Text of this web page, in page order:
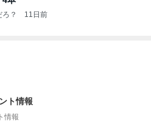
？ 11日前
ト情報
情報